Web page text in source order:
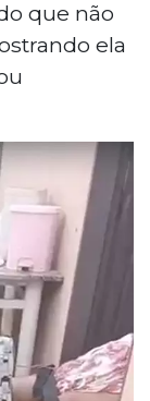
que não
ela